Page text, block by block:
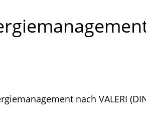
nach VALERI